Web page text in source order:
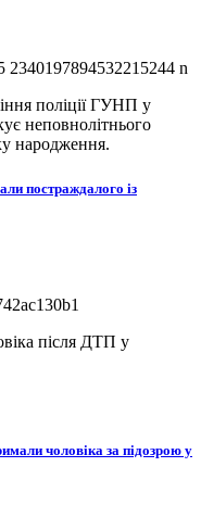
поліції ГУНП у
неповнолітнього
народження.
постраждалого із
після ДТП у
чоловіка за підозрою у